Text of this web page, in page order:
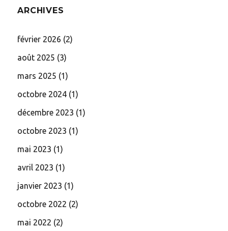
ARCHIVES
février 2026 (2)
août 2025 (3)
mars 2025 (1)
octobre 2024 (1)
décembre 2023 (1)
octobre 2023 (1)
mai 2023 (1)
avril 2023 (1)
janvier 2023 (1)
octobre 2022 (2)
mai 2022 (2)